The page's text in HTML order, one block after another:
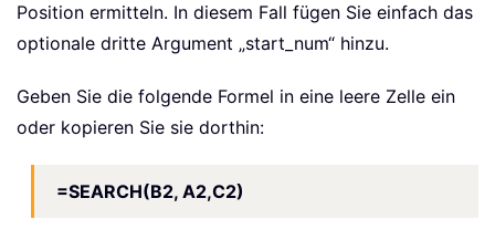
Position ermitteln. In diesem Fall fügen Sie einfach das
optionale dritte Argument „start_num“ hinzu.
Geben Sie die folgende Formel in eine leere Zelle ein
oder kopieren Sie sie dorthin:
=SEARCH(B2, A2,C2)